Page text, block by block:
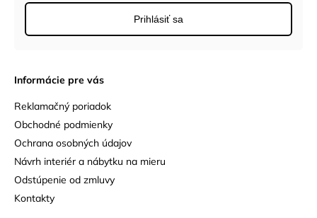
Informácie pre vás
Reklamačný poriadok
Obchodné podmienky
Ochrana osobných údajov
Návrh interiér a nábytku na mieru
Odstúpenie od zmluvy
Kontakty
Prihlásiť sa